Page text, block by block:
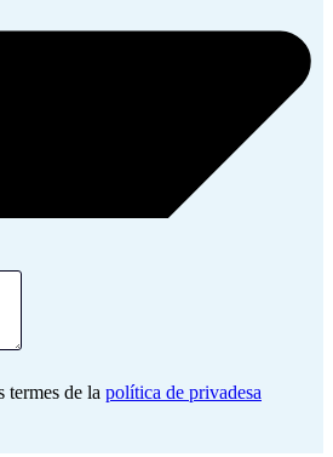
termes de la política de privadesa